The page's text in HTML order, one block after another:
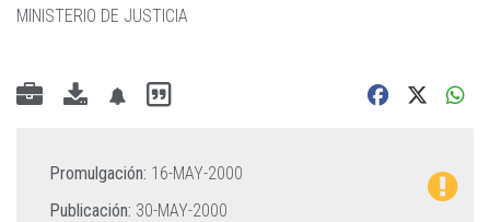
MINISTERIO DE JUSTICIA
Promulgación: 16-MAY-2000
Publicación: 30-MAY-2000